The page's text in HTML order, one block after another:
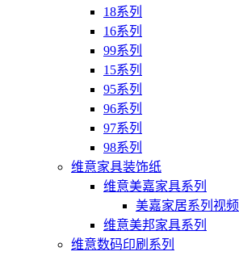
18系列
16系列
99系列
15系列
95系列
96系列
97系列
98系列
维意家具装饰纸
维意美嘉家具系列
美嘉家居系列视频
维意美邦家具系列
维意数码印刷系列